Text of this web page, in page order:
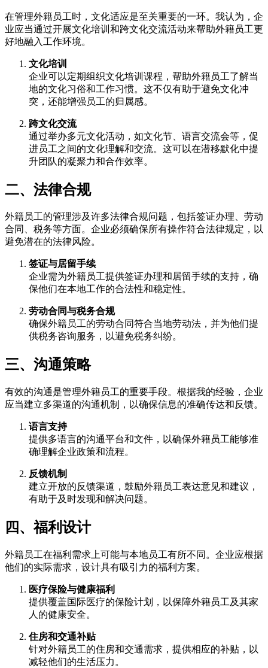
在管理外籍员工时，文化适应是至关重要的一环。我认为，企
业应当通过开展文化培训和跨文化交流活动来帮助外籍员工更
好地融入工作环境。
文化培训
企业可以定期组织文化培训课程，帮助外籍员工了解当
地的文化习俗和工作习惯。这不仅有助于避免文化冲
突，还能增强员工的归属感。
跨文化交流
通过举办多元文化活动，如文化节、语言交流会等，促
进员工之间的文化理解和交流。这可以在潜移默化中提
升团队的凝聚力和合作效率。
二、法律合规
外籍员工的管理涉及许多法律合规问题，包括签证办理、劳动
合同、税务等方面。企业必须确保所有操作符合法律规定，以
避免潜在的法律风险。
签证与居留手续
企业需为外籍员工提供签证办理和居留手续的支持，确
保他们在本地工作的合法性和稳定性。
劳动合同与税务合规
确保外籍员工的劳动合同符合当地劳动法，并为他们提
供税务咨询服务，以避免税务纠纷。
三、沟通策略
有效的沟通是管理外籍员工的重要手段。根据我的经验，企业
应当建立多渠道的沟通机制，以确保信息的准确传达和反馈。
语言支持
提供多语言的沟通平台和文件，以确保外籍员工能够准
确理解企业政策和流程。
反馈机制
建立开放的反馈渠道，鼓励外籍员工表达意见和建议，
有助于及时发现和解决问题。
四、福利设计
外籍员工在福利需求上可能与本地员工有所不同。企业应根据
他们的实际需求，设计具有吸引力的福利方案。
医疗保险与健康福利
提供覆盖国际医疗的保险计划，以保障外籍员工及其家
人的健康安全。
住房和交通补贴
针对外籍员工的住房和交通需求，提供相应的补贴，以
减轻他们的生活压力。